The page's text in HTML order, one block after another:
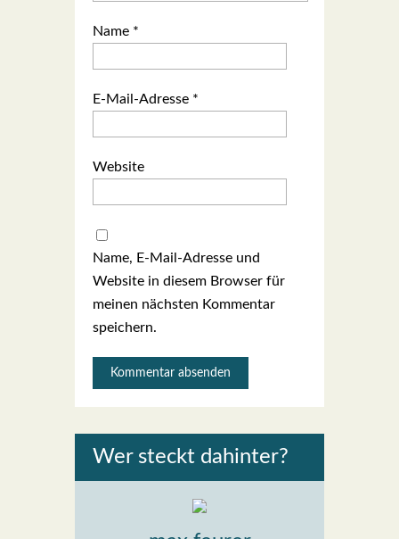
Name *
E-Mail-Adresse *
Website
Name, E-Mail-Adresse und
Website in diesem Browser für
meinen nächsten Kommentar
speichern.
Wer steckt dahin­ter?